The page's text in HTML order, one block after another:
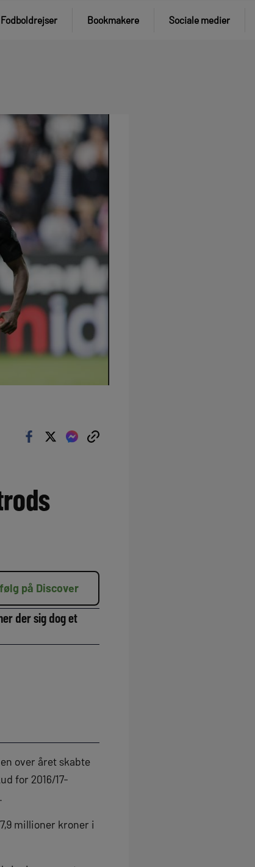
Fodboldrejser Bookmakere Sociale medier
følg på Discover
der sig dog et
over året skabte
for 2016/17-
millioner kroner i